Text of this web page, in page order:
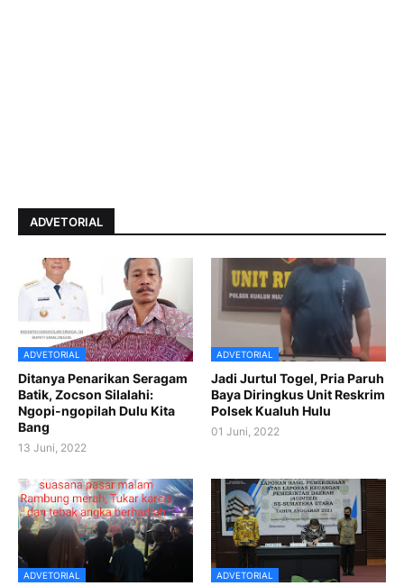
ADVETORIAL
ADVETORIAL
Ditanya Penarikan Seragam
Batik, Zocson Silalahi:
Ngopi-ngopilah Dulu Kita
Bang
13 Juni, 2022
ADVETORIAL
Jadi Jurtul Togel, Pria Paruh
Baya Diringkus Unit Reskrim
Polsek Kualuh Hulu
01 Juni, 2022
ADVETORIAL ADVETORIAL